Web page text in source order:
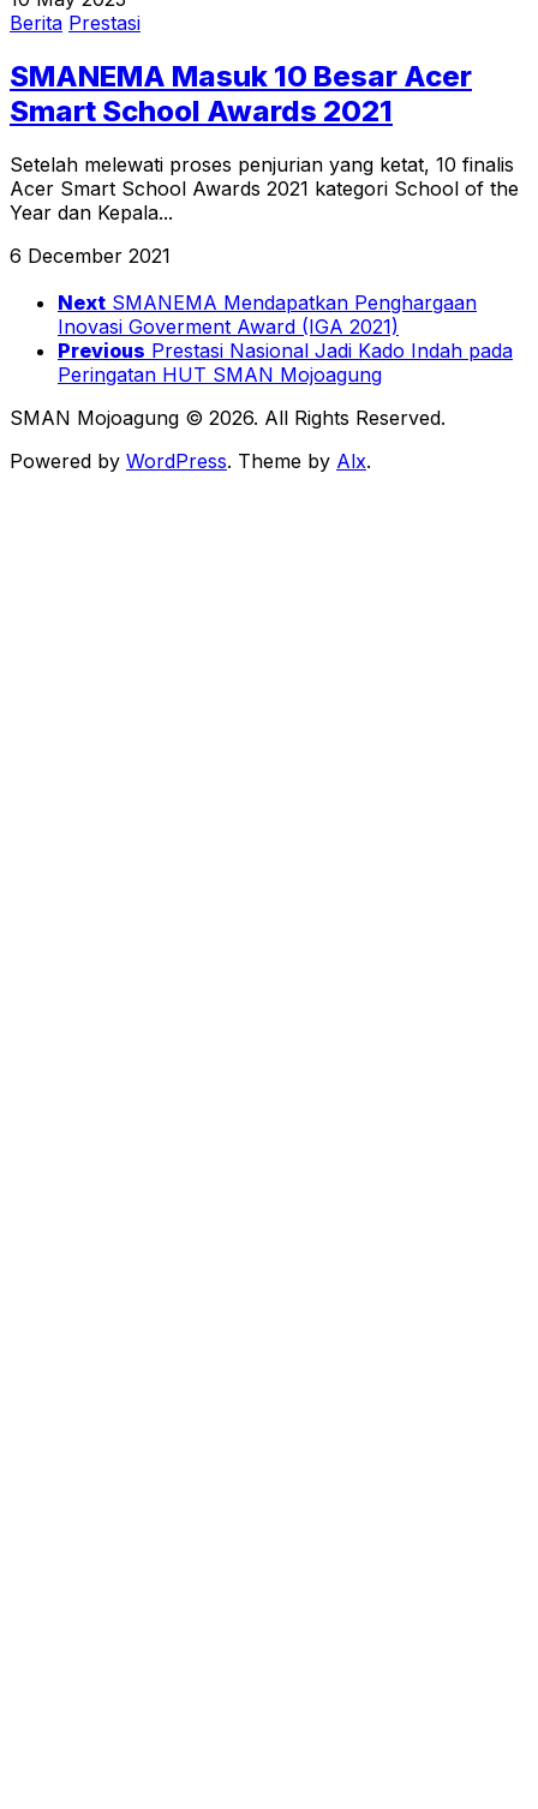
Berita Prestasi
SMANEMA Masuk 10 Besar Acer
Smart School Awards 2021
Setelah melewati proses penjurian yang ketat, 10 finalis
Acer Smart School Awards 2021 kategori School of the
Year dan Kepala...
6 December 2021
Next SMANEMA Mendapatkan Penghargaan
Inovasi Goverment Award (IGA 2021)
Previous Prestasi Nasional Jadi Kado Indah pada
Peringatan HUT SMAN Mojoagung
SMAN Mojoagung © 2026. All Rights Reserved.
Powered by WordPress. Theme by Alx.